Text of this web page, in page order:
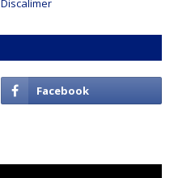
Discalimer